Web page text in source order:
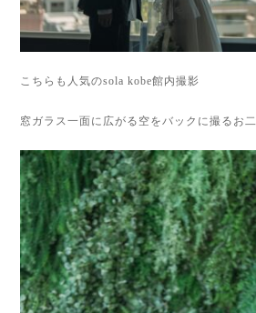
こちらも人気のsola kobe館内撮影
窓ガラス一面に広がる空をバックに撮るお